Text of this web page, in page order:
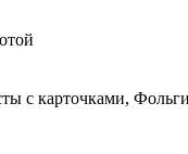
с карточками,